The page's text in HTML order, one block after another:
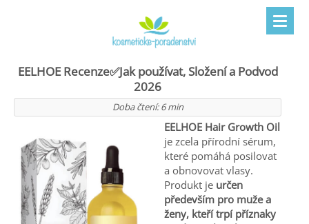
EELHOE Recenze✅Jak používat, Složení a Podvod
2026
Doba čtení:6 min
EELHOE Hair Growth Oil
je zcela přírodní sérum,
které pomáhá posilovat
a obnovovat vlasy.
Produkt je určen
především pro muže a
ženy, kteří trpí příznaky